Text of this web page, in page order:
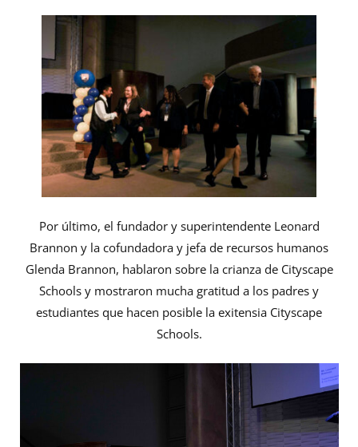
Por último, el fundador y superintendente Leonard
Brannon y la cofundadora y jefa de recursos humanos
Glenda Brannon, hablaron sobre la crianza de Cityscape
Schools y mostraron mucha gratitud a los padres y
estudiantes que hacen posible la exitensia Cityscape
Schools.